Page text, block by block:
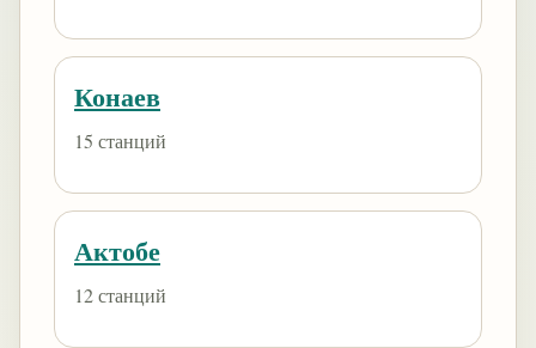
Конаев
15 станций
Актобе
12 станций